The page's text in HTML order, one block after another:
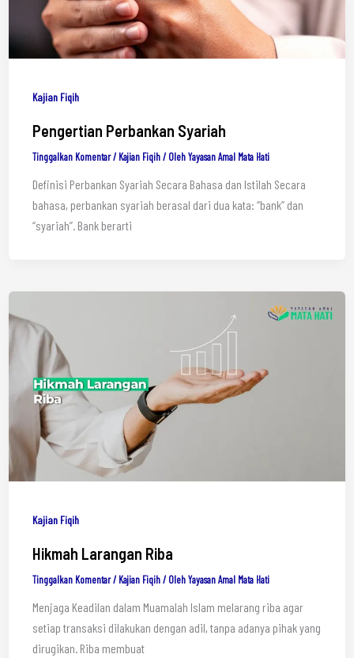
Kajian Fiqih
Pengertian Perbankan Syariah
Tinggalkan Komentar / Kajian Fiqih/ OlehYayasan Amal Mata Hati
Definisi Perbankan Syariah Secara Bahasa dan Istilah Secara
bahasa, perbankan syariah berasal dari dua kata: “bank” dan
“syariah”. Bank berarti
Kajian Fiqih
Hikmah Larangan Riba
Tinggalkan Komentar / Kajian Fiqih/ OlehYayasan Amal Mata Hati
Menjaga Keadilan dalam Muamalah Islam melarang riba agar
setiap transaksi dilakukan dengan adil, tanpa adanya pihak yang
dirugikan. Riba membuat